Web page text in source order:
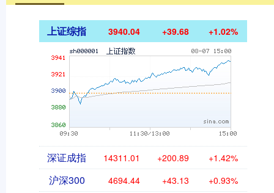
上证综指 3940.04 +39.68 +1.02%
深证成指 14311.01 +200.89 +1.42%
沪深300 4694.44 +43.13 +0.93%